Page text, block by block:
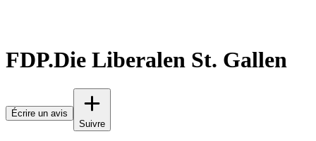
FDP.Die Liberalen St. Gallen
Écrire un avis
Suivre